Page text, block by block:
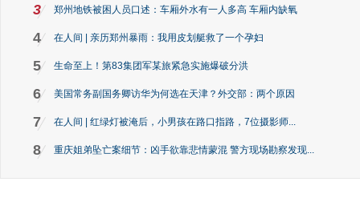
3 郑州地铁被困人员口述：车厢外水有一人多高 车厢内缺氧
4 在人间 | 亲历郑州暴雨：我用皮划艇救了一个孕妇
5 生命至上！第83集团军某旅紧急实施爆破分洪
6 美国常务副国务卿访华为何选在天津？外交部：两个原因
7 在人间 | 红绿灯被淹后，小男孩在路口指路，7位摄影师...
8 重庆姐弟坠亡案细节：凶手欲靠悲情蒙混 警方现场勘察发现...